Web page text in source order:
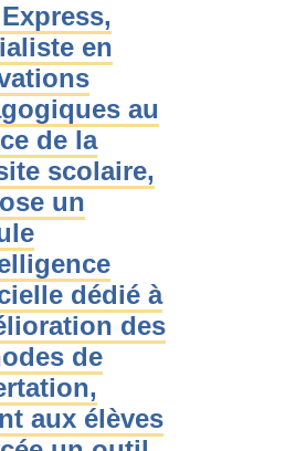
en
au
de la
scolaire,
un
dédié à
des
de
aux élèves